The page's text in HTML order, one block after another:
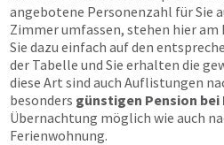
angebotene Personenzahl für Sie
Zimmer umfassen, stehen hier am
Sie dazu einfach auf den
der Tabelle und Sie erhalten die
diese Art sind auch Auflistungen
besonders günstigen Pension bei
Übernachtung möglich wie auch
Ferienwohnung.